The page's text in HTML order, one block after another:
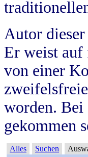
Autor
Er weist auf
von einer
worden. Bei
gekommen
Alles Suchen